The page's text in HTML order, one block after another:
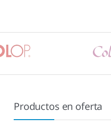
Productos en oferta